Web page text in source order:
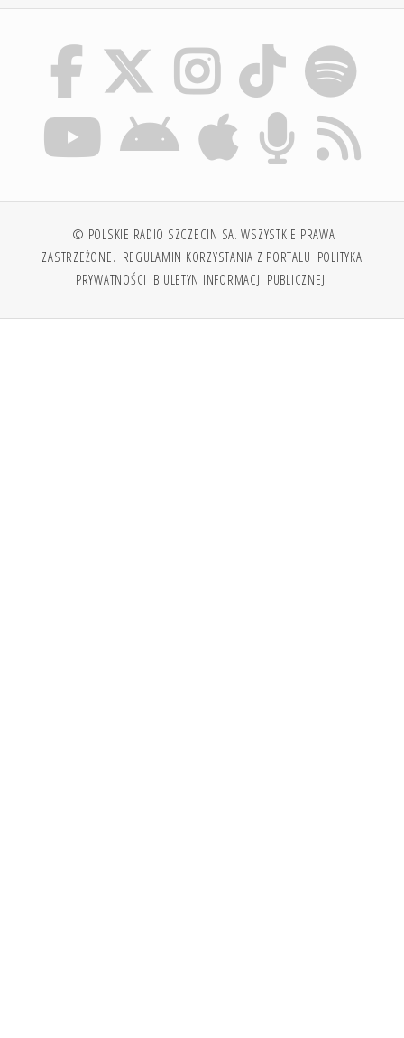
© POLSKIE RADIO SZCZECIN SA. WSZYSTKIE PRAWA
ZASTRZEŻONE. REGULAMIN KORZYSTANIA Z PORTALU POLITYKA
PRYWATNOŚCI BIULETYN INFORMACJI PUBLICZNEJ